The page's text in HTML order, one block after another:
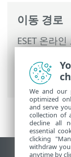
이동 경로
ESET 온라
배포>로컬
관리자 생
We and our
optimized
and serve
collection of
decline all
essential
clicking
withdraw
anytime by